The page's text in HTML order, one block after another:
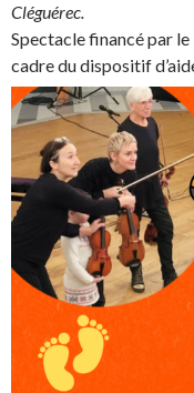
Cléguérec.
Spectacle financé par
cadre du dispositif